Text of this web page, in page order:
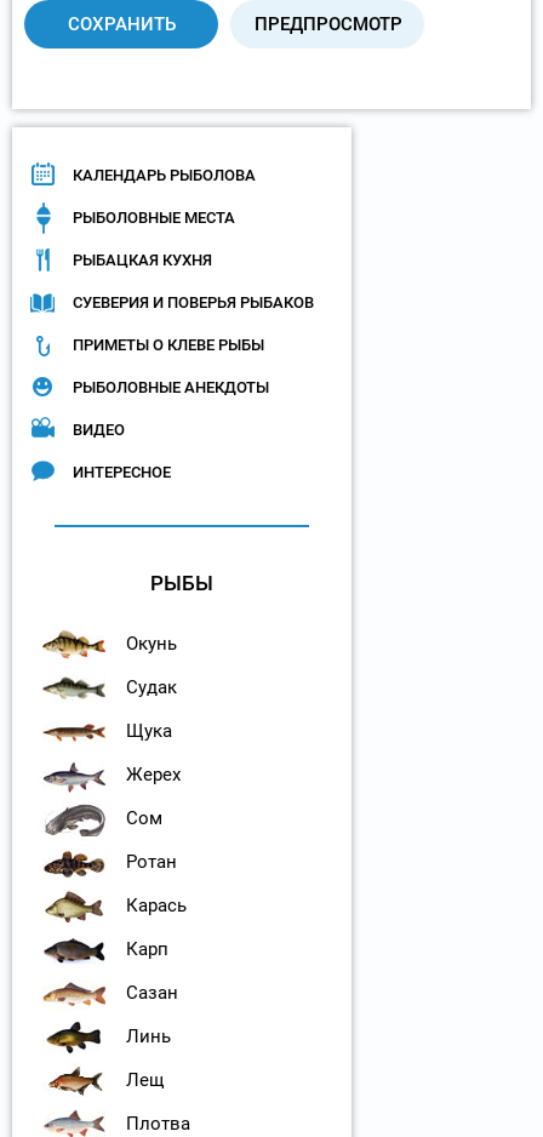
КАЛЕНДАРЬ РЫБОЛОВА
РЫБОЛОВНЫЕ МЕСТА
РЫБАЦКАЯ КУХНЯ
СУЕВЕРИЯ И ПОВЕРЬЯ РЫБАКОВ
ПРИМЕТЫ О КЛЕВЕ РЫБЫ
РЫБОЛОВНЫЕ АНЕКДОТЫ
ВИДЕО
ИНТЕРЕСНОЕ
РЫБЫ
Окунь
Судак
Щука
Жерех
Сом
Ротан
Карась
Карп
Сазан
Линь
Лещ
Плотва